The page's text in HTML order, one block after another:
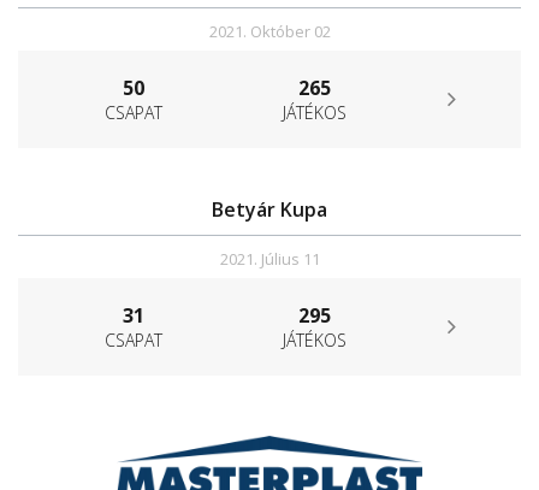
2021. Október 02
50
CSAPAT
265
JÁTÉKOS
Betyár Kupa
2021. Július 11
31
CSAPAT
295
JÁTÉKOS